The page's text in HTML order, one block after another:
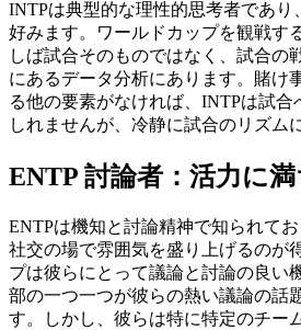
INTPは典型的な理性的思考者であり
好みます。ワールドカップを観戦す
しば試合そのものではなく、試合の
にあるデータ分析にあります。賭け
る他の要素がなければ、INTPは試合
しれませんが、冷静に試合のリズム
ENTP 討論者：活力に
ENTPは機知と討論精神で知られてお
社交の場で雰囲気を盛り上げるのが
プは彼らにとって議論と討論の良い
部の一つ一つが彼らの熱い議論の話
す。しかし、彼らは特に特定のチー